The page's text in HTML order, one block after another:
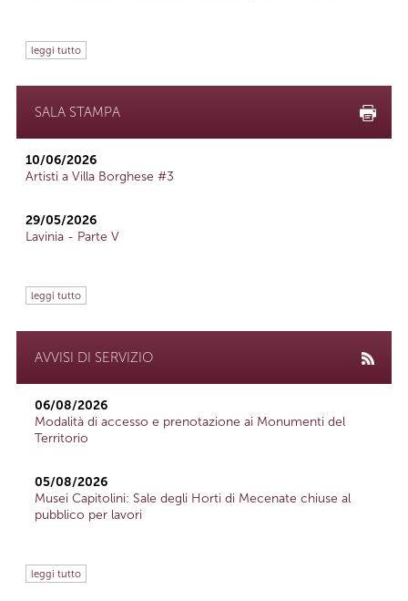
leggi tutto
SALA STAMPA
10/06/2026
Artisti a Villa Borghese #3
29/05/2026
Lavinia - Parte V
leggi tutto
AVVISI DI SERVIZIO
06/08/2026
Modalità di accesso e prenotazione ai Monumenti del
Territorio
05/08/2026
Musei Capitolini: Sale degli Horti di Mecenate chiuse al
pubblico per lavori
leggi tutto